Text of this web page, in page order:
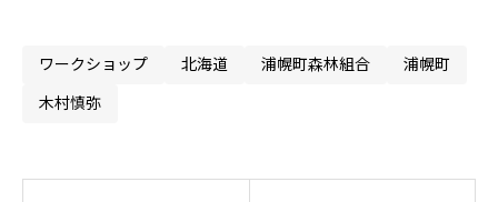
ワークショップ 北海道 浦幌町森林組合 浦幌町
木村慎弥